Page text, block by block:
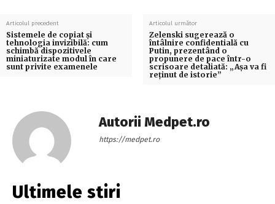
Articolul precedent
Sistemele de copiat și
tehnologia invizibilă: cum
schimbă dispozitivele
miniaturizate modul în care
sunt privite examenele
Articolul următor
Zelenski sugerează o
întâlnire confidentială cu
Putin, prezentând o
propunere de pace într-o
scrisoare detaliată: „Așa va fi
reținut de istorie”
Autorii Medpet.ro
https://medpet.ro
Ultimele stiri